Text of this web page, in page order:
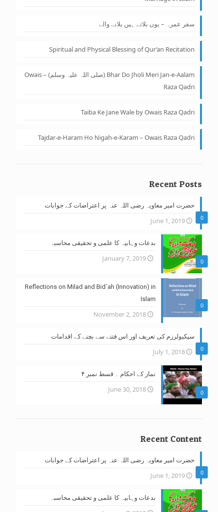
سفر عمرہ – یوں بلاتے ہیں بلانے والے
Spiritual and Physical Blessing of Qur’an Recitation
Bhar Do Jholi Meri Jan-e-Aalam (صلی اللہ علیہ وسلم) – Owais
Raza Qadri
Taiba Ke Jane Wale by Owais Raza Qadri
Tajdar-e-Haram Ho Nigah-e-Karam – Owais Raza Qadri
Recent Posts
0
حضرت امیر معاویہ رضی اللہ عنہ پر اعتراضات کے جوابات
June 1, 2019
0
بدعات وہابیہ کا علمی و تحقیقی محاسبہ
January 7, 2019
0
Reflections on Milad and Bid`ah (Innovation) in
Islam
November 2, 2018
0
سیکیولرزم کی تعریف اور اس فتنے سے بچنے کے اقدامات
July 1, 2018
0
نماز کے احکام ۔ قسط نمبر ۴
June 30, 2018
Recent Content
0
حضرت امیر معاویہ رضی اللہ عنہ پر اعتراضات کے جوابات
June 1, 2019
بدعات وہابیہ کا علمی و تحقیقی محاسبہ